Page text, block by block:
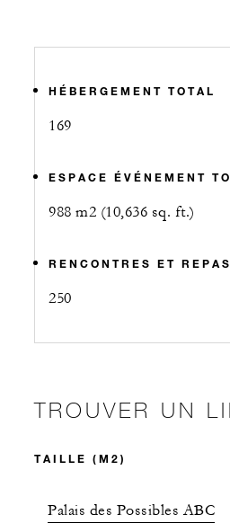
HÉBERGEMENT TOTAL
169
ESPACE ÉVÉNEMENT
988 m2 (10,636 sq. ft.)
RENCONTRES ET REPAS
250
TROUVER UN
Palais des Possibles ABC